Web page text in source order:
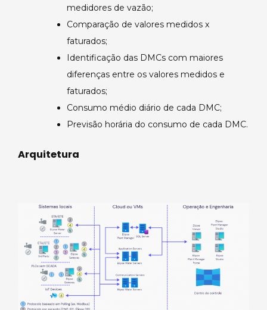
medidores de vazão;
Comparação de valores medidos x
faturados;
Identificação das DMCs com maiores
diferenças entre os valores medidos e
faturados;
Consumo médio diário de cada DMC;
Previsão horária do consumo de cada DMC.
Arquitetura